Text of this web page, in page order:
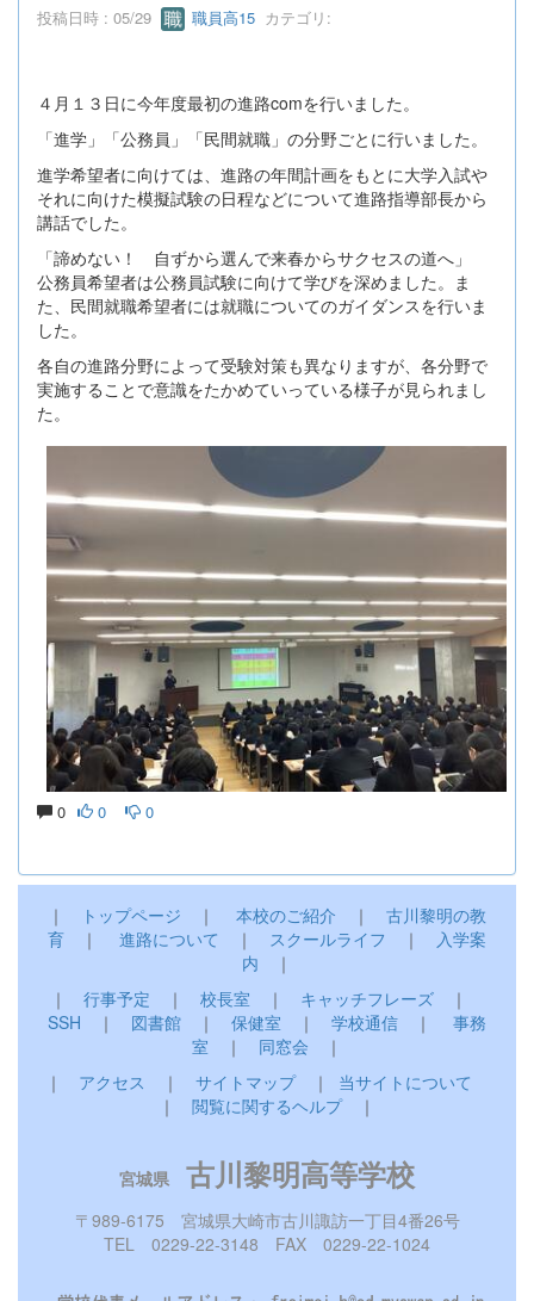
投稿日時 : 05/29 職員高15 カテゴリ:
４月１３日に今年度最初の進路comを行いました。
「進学」「公務員」「民間就職」の分野ごとに行いました。
進学希望者に向けては、進路の年間計画をもとに大学入試や
それに向けた模擬試験の日程などについて進路指導部長から
講話でした。
「諦めない！ 自ずから選んで来春からサクセスの道へ」
公務員希望者は公務員試験に向けて学びを深めました。ま
た、民間就職希望者には就職についてのガイダンスを行いま
した。
各自の進路分野によって受験対策も異なりますが、各分野で
実施することで意識をたかめていっている様子が見られまし
た。
0 0 0
｜ トップページ ｜ 本校のご紹介 ｜ 古川黎明の教
育 ｜ 進路について ｜ スクールライフ ｜
入学案
内 ｜
｜ 行事予定 ｜ 校長室 ｜ キャッチフレーズ ｜
SSH ｜ 図書館 ｜ 保健室 ｜ 学校通信 ｜ 事務
室 ｜ 同窓会 ｜
｜ アクセス ｜ サイトマップ｜ 当サイトについて
｜ 閲覧に関するヘルプ｜
宮城県 古川黎明高等学校
〒989-6175 宮城県大崎市古川諏訪一丁目4番26号
TEL 0229-22-3148 FAX 0229-22-1024